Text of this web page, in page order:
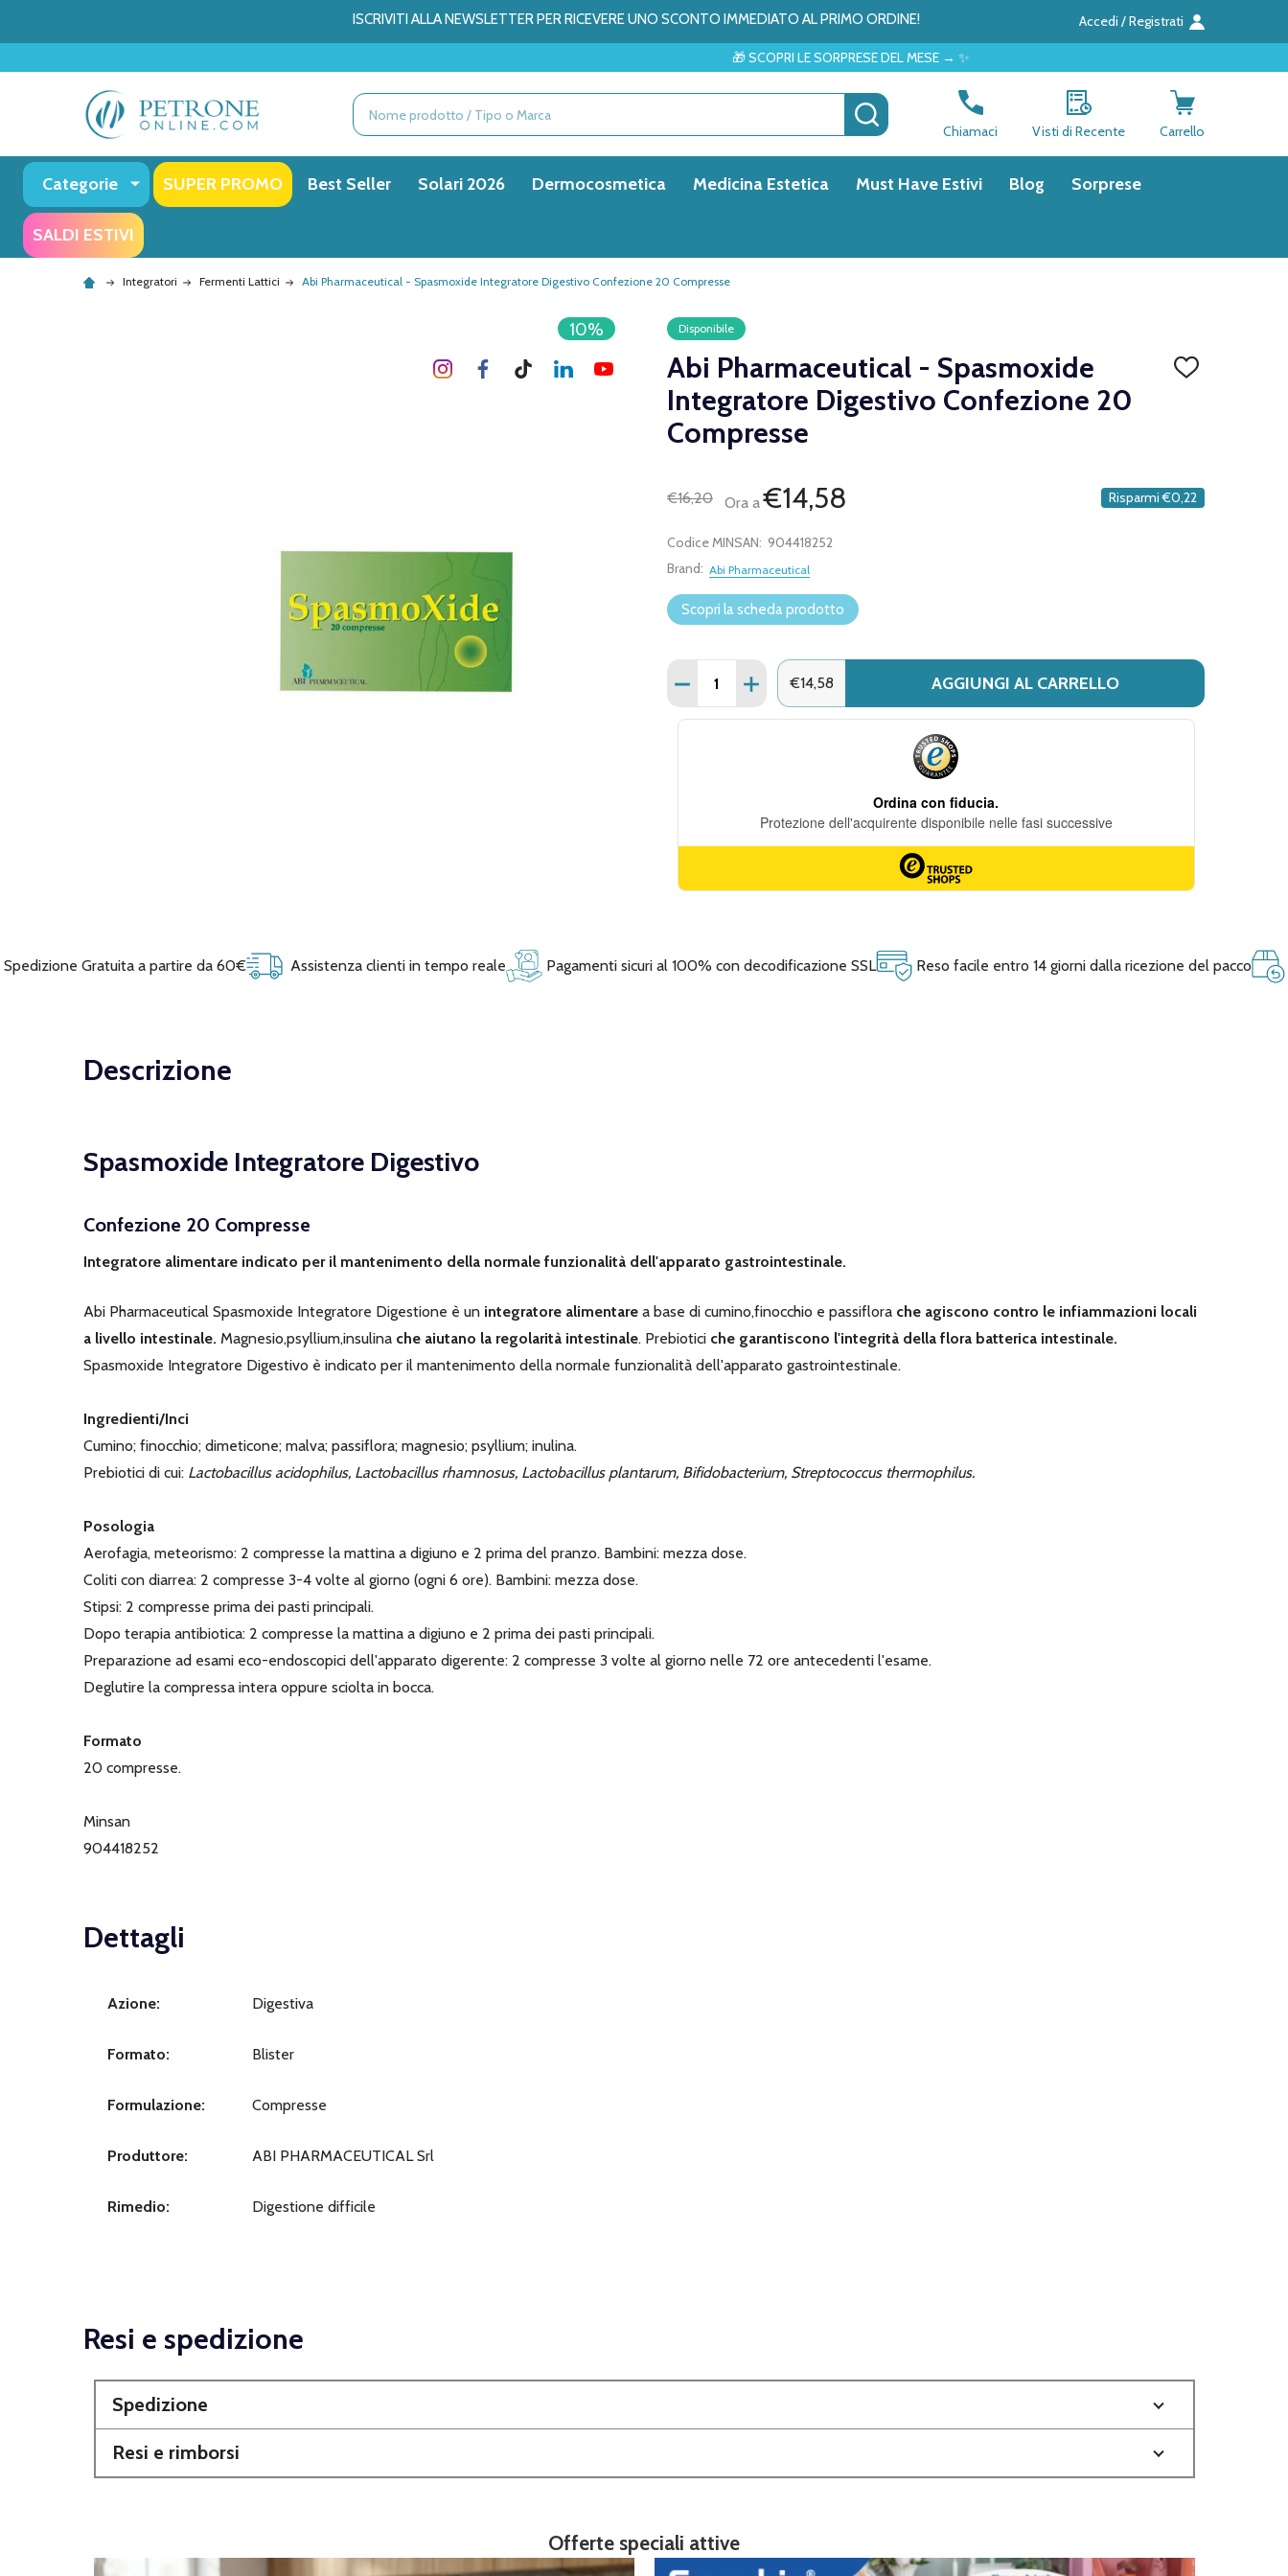
ISCRIVITI ALLA NEWSLETTER PER RICEVERE UNO SCONTO IMMEDIATO AL PRIMO ORDINE! Accedi / Registrati
🎁 SCOPRI LE SORPRESE DEL MESE → ✨
Ricerca CERCA
Chiamaci Visti di Recente Carrello
Categorie SUPER PROMO Best Seller Solari 2026 Dermocosmetica Medicina Estetica Must Have Estivi Blog Sorprese
SALDI ESTIVI
Integratori Fermenti Lattici Abi Pharmaceutical - Spasmoxide Integratore Digestivo Confezione 20 Compresse
Disponibile
Abi Pharmaceutical - Spasmoxide
Integratore Digestivo Confezione 20
Compresse
AGGIUNGI
€16,20 Ora a€14,58 Risparmi €0,22
10%
Codice MINSAN: 904418252
Brand: Abi Pharmaceutical
Scopri la scheda prodotto
Quantità:
DIMINUISCI QUANTITÀ DI ABI PHARMACEUTICAL - SPASMOXIDE INTEGRATORE
AUMENTA QUANTITÀ DI ABI PHARMACEUTICAL - SPASMOXIDE
€14,58 AGGIUNGI AL CARRELLO
Spedizione Gratuita a partire da 60€ Assistenza clienti in tempo reale Pagamenti sicuri al 100% con decodificazione SSL Reso facile entro 14 giorni dalla ricezione del pacco
Descrizione
Spasmoxide Integratore Digestivo
Confezione 20 Compresse
Integratore alimentare indicato per il mantenimento della normale funzionalità dell'apparato gastrointestinale.
Abi Pharmaceutical Spasmoxide Integratore Digestione è un integratore alimentare a base di cumino,finocchio e passiflora che agiscono contro le infiammazioni locali
a livello intestinale. Magnesio,psyllium,insulina che aiutano la regolarità intestinale. Prebiotici che garantiscono l'integrità della flora batterica intestinale.
Spasmoxide Integratore Digestivo è indicato per il mantenimento della normale funzionalità dell'apparato gastrointestinale.
Ingredienti/Inci
Cumino; finocchio; dimeticone; malva; passiflora; magnesio; psyllium; inulina.
Prebiotici di cui: Lactobacillus acidophilus, Lactobacillus rhamnosus, Lactobacillus plantarum, Bifidobacterium, Streptococcus thermophilus.
Posologia
Aerofagia, meteorismo: 2 compresse la mattina a digiuno e 2 prima del pranzo. Bambini: mezza dose.
Coliti con diarrea: 2 compresse 3-4 volte al giorno (ogni 6 ore). Bambini: mezza dose.
Stipsi: 2 compresse prima dei pasti principali.
Dopo terapia antibiotica: 2 compresse la mattina a digiuno e 2 prima dei pasti principali.
Preparazione ad esami eco-endoscopici dell'apparato digerente: 2 compresse 3 volte al giorno nelle 72 ore antecedenti l'esame.
Deglutire la compressa intera oppure sciolta in bocca.
Formato
20 compresse.
Minsan
904418252
Dettagli
Azione: Digestiva
Formato: Blister
Formulazione: Compresse
Produttore: ABI PHARMACEUTICAL Srl
Rimedio: Digestione difficile
Resi e spedizione
Spedizione
Resi e rimborsi
Offerte speciali attive